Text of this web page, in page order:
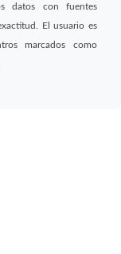
datos con fuentes
El usuario es
marcados como